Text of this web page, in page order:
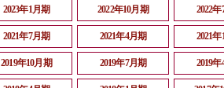
2023年1月期 2022年10月期 2022
2021年7月期 2021年4月期 2021
2019年10月期 2019年7月期 2019